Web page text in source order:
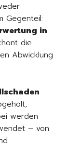
Gegenteil:
in
die
Abwicklung
werden
– von